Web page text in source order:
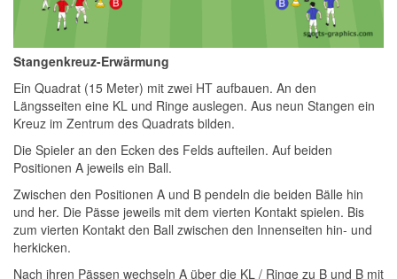
Stangenkreuz-Erwärmung
Ein Quadrat (15 Meter) mit zwei HT aufbauen. An den
Längsseiten eine KL und Ringe auslegen. Aus neun Stangen ein
Kreuz im Zentrum des Quadrats bilden.
Die Spieler an den Ecken des Felds aufteilen. Auf beiden
Positionen A jeweils ein Ball.
Zwischen den Positionen A und B pendeln die beiden Bälle hin
und her. Die Pässe jeweils mit dem vierten Kontakt spielen. Bis
zum vierten Kontakt den Ball zwischen den Innenseiten hin- und
herkicken.
Nach ihren Pässen wechseln A über die KL / Ringe zu B und B mit